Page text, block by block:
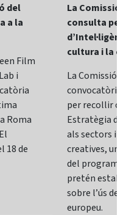
del
a la
Film
i
Roma
18 de
La Comissió
consulta
cultura i la
La Comissió
convocatòria
per recollir
Estratègia
als sectors i
creatives,
del programa
pretén
sobre l’ús de
europeu.